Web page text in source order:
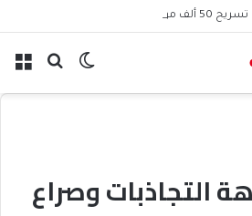
عالميًا
بحث الوضع
التجاذبات وصراع